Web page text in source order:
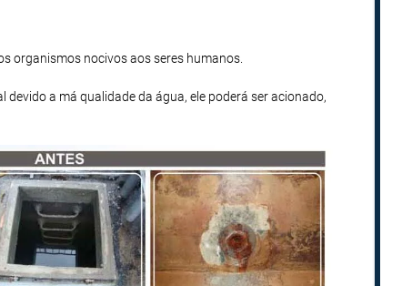
organismos nocivos aos seres humanos.
devido a má qualidade da água, ele poderá ser acionado,